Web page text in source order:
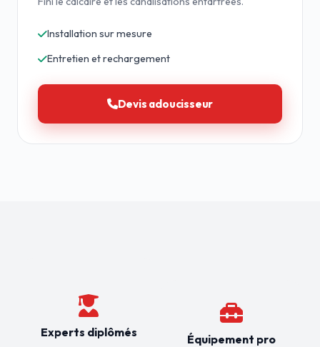
Installation sur mesure
Entretien et rechargement
Devis adoucisseur
Experts diplômés Équipement pro